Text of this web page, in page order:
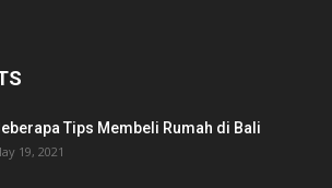
Tips Membeli Rumah di Bali
19, 2021